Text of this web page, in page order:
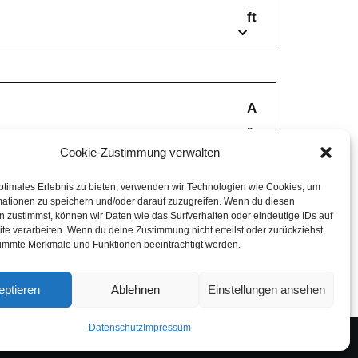
Cookie-Zustimmung verwalten
Erlebnis zu bieten, verwenden wir Technologien wie Cookies, um
zu speichern und/oder darauf zuzugreifen. Wenn du diesen
zustimmst, können wir Daten wie das Surfverhalten oder eindeutige IDs auf
verarbeiten. Wenn du deine Zustimmung nicht erteilst oder zurückziehst,
Merkmale und Funktionen beeinträchtigt werden.
Ablehnen Einstellungen ansehen
DatenschutzImpressum
ft
A
r
i
v